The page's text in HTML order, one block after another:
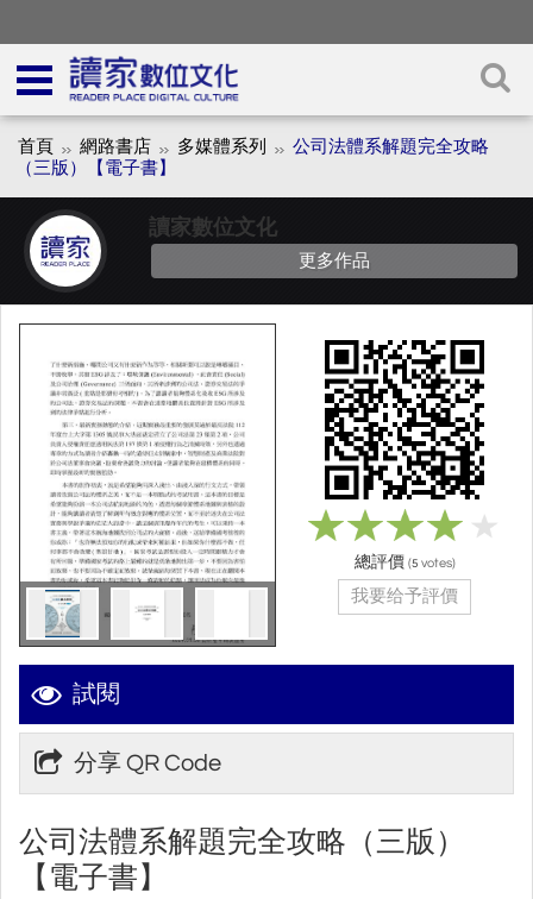
首頁 網路書店 多媒體系列
公司法體系解題完全攻略
（三版）【電子書】
讀家數位文化
更多作品
試閱
分享 QR Code
公司法體系解題完全攻略（三版）
【電子書】
總評價 (5 votes)
我要给予評價